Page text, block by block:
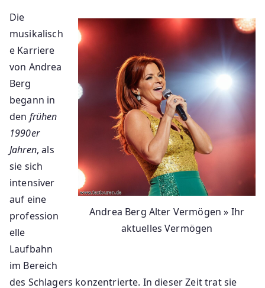
Andrea Berg Alter Vermögen » Ihr
aktuelles Vermögen
Die
musikalisch
e Karriere
von Andrea
Berg
begann in
den frühen
1990er
Jahren, als
sie sich
intensiver
auf eine
profession
elle
Laufbahn
im Bereich
des Schlagers konzentrierte. In dieser Zeit trat sie